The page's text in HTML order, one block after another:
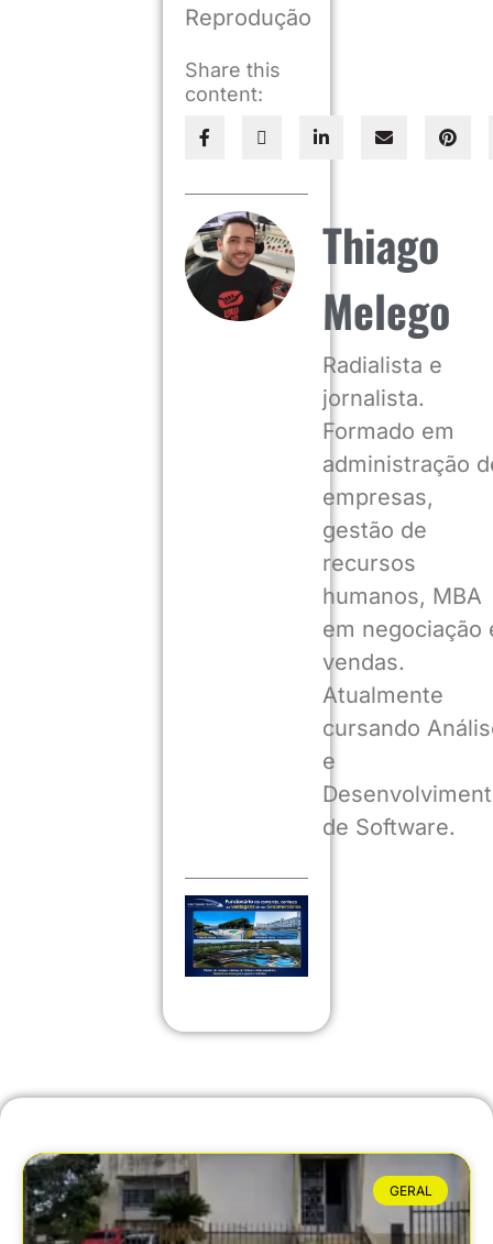
Reprodução
Share this
content:
Thiago
Melego
Radialista e
jornalista.
Formado em
administração
empresas,
gestão de
recursos
humanos, MBA
em negociação
vendas.
Atualmente
cursando
e
de Software.
GERAL